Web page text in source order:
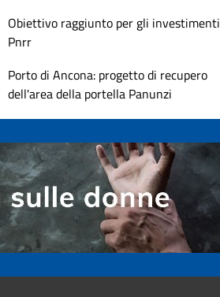
Obiettivo raggiunto per gli investimenti
Pnrr
Porto di Ancona: progetto di recupero
dell'area della portella Panunzi